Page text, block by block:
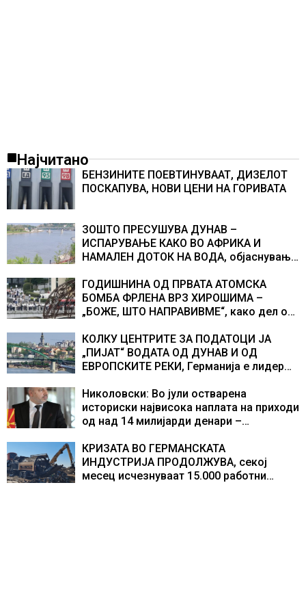
Најчитано
БЕНЗИНИТЕ ПОЕВТИНУВААТ, ДИЗЕЛОТ
ПОСКАПУВА, НОВИ ЦЕНИ НА ГОРИВАТА
ЗОШТО ПРЕСУШУВА ДУНАВ –
ИСПАРУВАЊЕ КАКО ВО АФРИКА И
НАМАЛЕН ДОТОК НА ВОДА, објаснување
ГОДИШНИНА ОД ПРВАТА АТОМСКА
БОМБА ФРЛЕНА ВРЗ ХИРОШИМА –
„БОЖЕ, ШТО НАПРАВИВМЕ“, како дел од
учесниците во бомбардирањето го
доживуваа овој настан што го промени
текот на историјата
КОЛКУ ЦЕНТРИТЕ ЗА ПОДАТОЦИ ЈА
„ПИЈАТ“ ВОДАТА ОД ДУНАВ И ОД
ЕВРОПСКИТЕ РЕКИ, Германија е лидер
центри за податоци
Николовски: Во јули остварена
историски највисока наплата на приходи
од над 14 милијарди денари –
резултати
КРИЗАТА ВО ГЕРМАНСКАТА
ИНДУСТРИЈА ПРОДОЛЖУВА, секој
месец исчезнуваат 15.000 работни